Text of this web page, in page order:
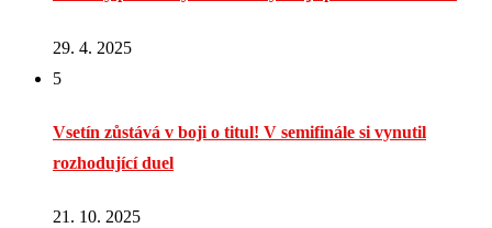
29. 4. 2025
5
Vsetín zůstává v boji o titul! V semifinále si vynutil
rozhodující duel
21. 10. 2025